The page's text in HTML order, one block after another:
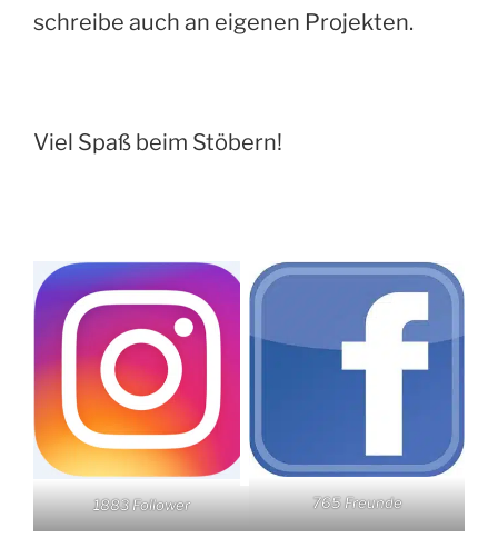
schreibe auch an eigenen Projekten.
Viel Spaß beim Stöbern!
1883 Follower 765 Freunde